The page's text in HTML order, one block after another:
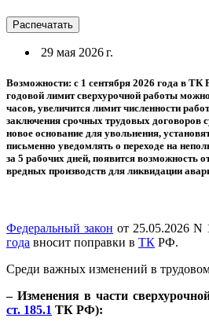
Распечатать
29 мая 2026 г.
Возможности: с 1 сентября 2026 года в ТК
годовой лимит сверхурочной работы
часов, увеличится лимит численности
заключения срочных трудовых
новое основание для увольнения,
письменно уведомлять о переходе на
за 5 рабочих дней, появится возможность
вредных производств для ликвидации
Федеральный закон от 25.05.2026 N
года вносит поправки в ТК РФ.
Среди важных изменений в трудовом
– Изменения в части
ст. 185.1 ТК РФ):